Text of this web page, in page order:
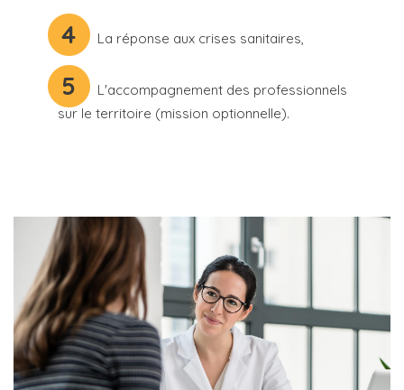
4 La réponse aux crises sanitaires,
5 L'accompagnement des professionnels
sur le territoire (mission optionnelle).